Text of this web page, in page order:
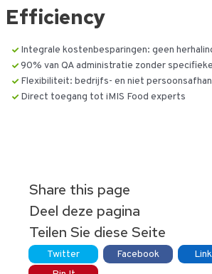
Efficiency
Integrale kostenbesparingen: geen
90% van QA administratie zonder
Flexibiliteit: bedrijfs- en niet
Direct toegang tot iMIS Food experts
Share this page
Deel deze pagina
Teilen Sie diese Seite
Twitter Facebook